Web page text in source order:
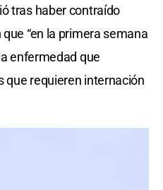
tras haber contraído
“en la primera semana
enfermedad que
que requieren internación